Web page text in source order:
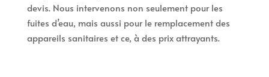
devis. Nous intervenons non seulement pour les
fuites d’eau, mais aussi pour le remplacement des
appareils sanitaires et ce, à des prix attrayants.